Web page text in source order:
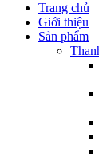
Trang chủ
Giới thiệu
Sản phẩm